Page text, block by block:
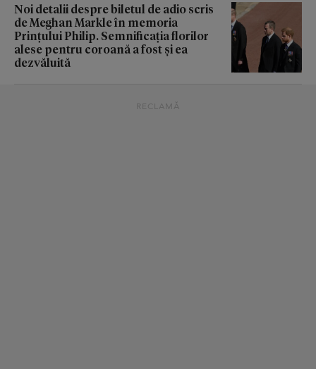
Noi detalii despre biletul de adio scris
de Meghan Markle în memoria
Prințului Philip. Semnificația florilor
alese pentru coroană a fost și ea
dezvăluită
RECLAMĂ